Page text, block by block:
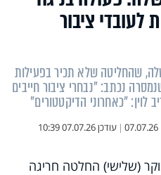
לעובדי ציבור
שהחליטה שלא תכיר בפעילות
נכתב: "נבחרי ציבור חייבים
לוין: "כאחרוני הדיקטטורים"
07.07.26
| עודכן07.07.26 10:39
(שלישי) החלטה חריגה